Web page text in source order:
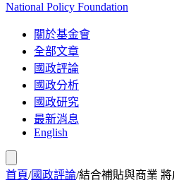
National Policy Foundation
關於基金會
全部文章
國政評論
國政分析
國政研究
最新消息
English
首頁/國政評論/結合補貼與商業